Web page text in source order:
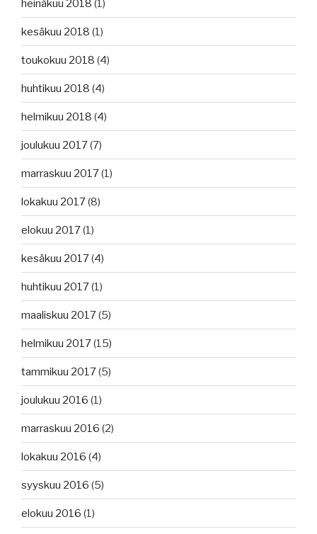
heinäkuu 2018 (1)
kesäkuu 2018 (1)
toukokuu 2018 (4)
huhtikuu 2018 (4)
helmikuu 2018 (4)
joulukuu 2017(7)
marraskuu 2017(1)
lokakuu 2017(8)
elokuu 2017(1)
kesäkuu 2017(4)
huhtikuu 2017(1)
maaliskuu 2017(5)
helmikuu 2017(15)
tammikuu 2017(5)
joulukuu 2016 (1)
marraskuu 2016 (2)
lokakuu 2016 (4)
syyskuu 2016 (5)
elokuu 2016 (1)